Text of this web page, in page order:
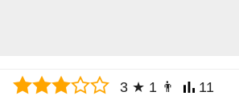
3 ★ 1 👨 11